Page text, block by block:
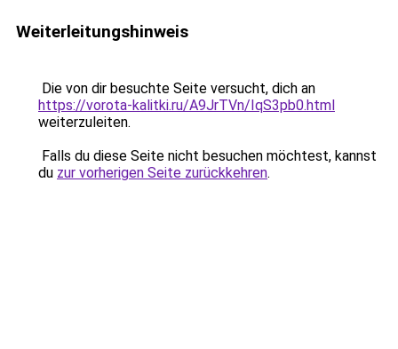
Weiterleitungshinweis
Die von dir besuchte Seite versucht, dich an
https://vorota-kalitki.ru/A9JrTVn/IqS3pb0.html
weiterzuleiten.
Falls du diese Seite nicht besuchen möchtest, kannst
du zur vorherigen Seite zurückkehren.